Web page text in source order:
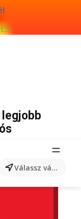
Válassz várost